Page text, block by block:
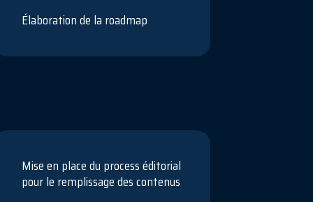
Élaboration de la roadmap
Mise en place du process éditorial
pour le remplissage des contenus